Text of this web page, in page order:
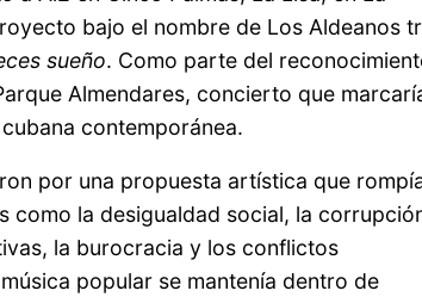
bajo el nombre de Los Aldeanos
sueño. Como parte del
Almendares, concierto que
contemporánea.
por una propuesta artística que
como la desigualdad social, la
la burocracia y los conflictos
popular se mantenía dentro de